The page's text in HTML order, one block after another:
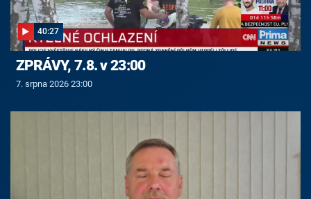
40:27
ZPRÁVY, 7.8. v 23:00
7. srpna 2026 23:00